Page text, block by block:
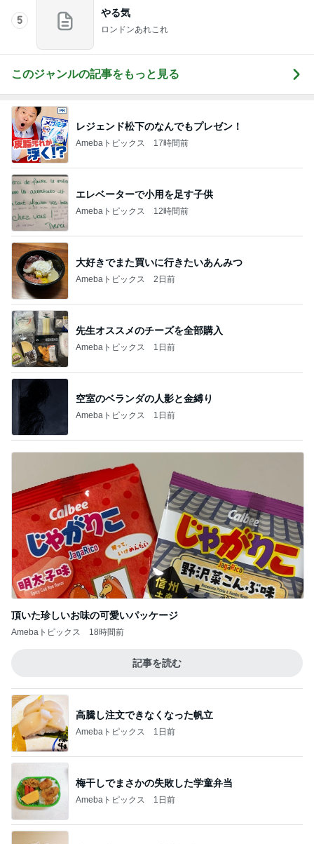
5
やる気
ロンドンあれこれ
このジャンルの記事をもっと見る
レジェンド松下のなんでもプレゼン！
Amebaトピックス 17時間前
エレベーターで小用を足す子供
Amebaトピックス 12時間前
大好きでまた買いに行きたいあんみつ
Amebaトピックス 2日前
先生オススメのチーズを全部購入
Amebaトピックス 1日前
空室のベランダの人影と金縛り
Amebaトピックス 1日前
頂いた珍しいお味の可愛いパッケージ
Amebaトピックス 18時間前
記事を読む
高騰し注文できなくなった帆立
Amebaトピックス 1日前
梅干しでまさかの失敗した学童弁当
Amebaトピックス 1日前